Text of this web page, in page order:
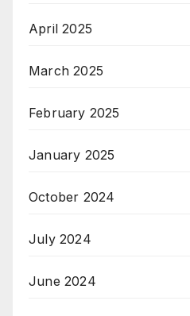
April 2025
March 2025
February 2025
January 2025
October 2024
July 2024
June 2024